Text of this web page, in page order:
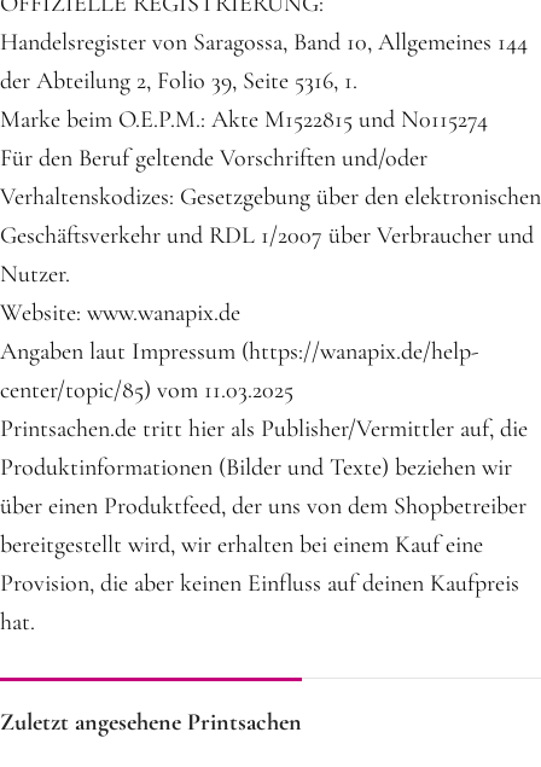
Handelsregister von Saragossa, Band 10, Allgemeines 144
der Abteilung 2, Folio 39, Seite 5316, 1.
Marke beim O.E.P.M.: Akte M1522815 und N0115274
Für den Beruf geltende Vorschriften und/oder
Verhaltenskodizes: Gesetzgebung über den elektronischen
Geschäftsverkehr und RDL 1/2007 über Verbraucher und
Nutzer.
Website: www.wanapix.de
Angaben laut Impressum (https://wanapix.de/help-
center/topic/85) vom 11.03.2025
Printsachen.de tritt hier als Publisher/Vermittler auf, die
Produktinformationen (Bilder und Texte) beziehen wir
über einen Produktfeed, der uns von dem Shopbetreiber
bereitgestellt wird, wir erhalten bei einem Kauf eine
Provision, die aber keinen Einfluss auf deinen Kaufpreis
hat.
Zuletzt angesehene Printsachen